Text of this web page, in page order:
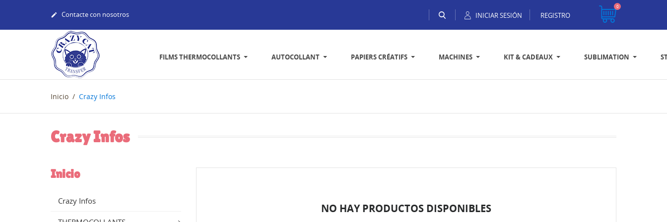
 Contacte con nosotros INICIAR SESIÓN REGISTRO
0
FILMS THERMOCOLLANTS AUTOCOLLANT PAPIERS CRÉATIFS MACHINES KIT & CADEAUX SUBLIMATION
Inicio Crazy Infos
Crazy Infos
Inicio
Crazy Infos
NO HAY PRODUCTOS DISPONIBLES